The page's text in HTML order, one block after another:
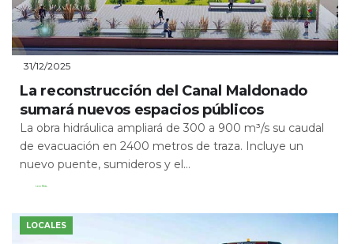
31/12/2025
La reconstrucción del Canal Maldonado
sumará nuevos espacios públicos
La obra hidráulica ampliará de 300 a 900 m³/s su caudal
de evacuación en 2400 metros de traza. Incluye un
nuevo puente, sumideros y el...
Leer Más
LOCALES